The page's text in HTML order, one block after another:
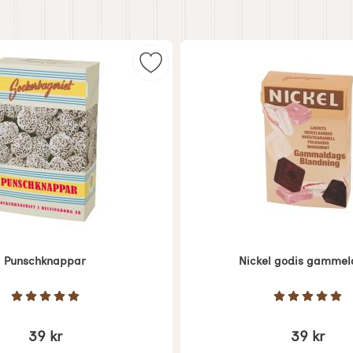
tablettask som favorit
Punschknappar
Betyg: 5 Stjärnor av 5
39 kr
Markera punschknappar som
Nickel godis
Betyg:
39 kr